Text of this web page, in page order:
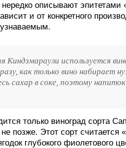
описывают
и от конкретного
узнаваемым.
Киндзмараули используется
как только вино
сахар в соке, поэтому
только виноград сорта
позже. Этот сорт считается
глубокого